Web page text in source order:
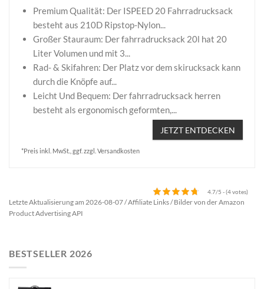
Premium Qualität: Der ISPEED 20 Fahrradrucksack
besteht aus 210D Ripstop-Nylon...
Großer Stauraum: Der fahrradrucksack 20l hat 20
Liter Volumen und mit 3...
Rad- & Skifahren: Der Platz vor dem skirucksack kann
durch die Knöpfe auf...
Leicht Und Bequem: Der fahrradrucksack herren
besteht als ergonomisch geformten,...
JETZT ENTDECKEN
*Preis inkl. MwSt., ggf. zzgl. Versandkosten
4.7/5 - (4 votes)
Letzte Aktualisierung am 2026-08-07 / Affiliate Links / Bilder von der Amazon
Product Advertising API
BESTSELLER 2026